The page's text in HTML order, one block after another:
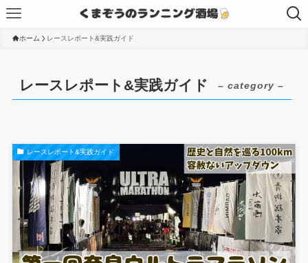
ホーム レースレポート&実践ガイド
レースレポート&実践ガイド – category –
レースレポート&実践ガイド